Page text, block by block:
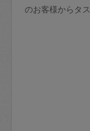
のお客様からタ